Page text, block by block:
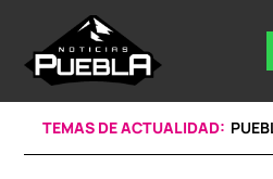
content
noticias
TEMAS DE ACTUALIDAD: